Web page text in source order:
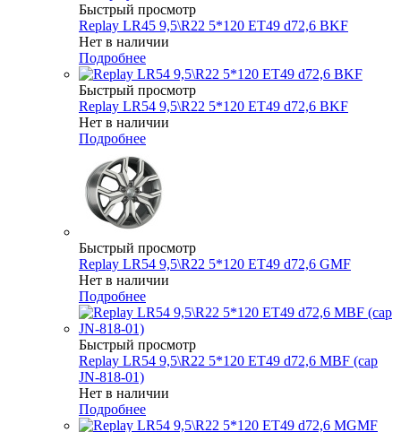
Быстрый просмотр
Replay LR45 9,5\R22 5*120 ET49 d72,6 BKF
Нет в наличии
Подробнее
Быстрый просмотр
Replay LR54 9,5\R22 5*120 ET49 d72,6 BKF
Нет в наличии
Подробнее
Быстрый просмотр
Replay LR54 9,5\R22 5*120 ET49 d72,6 GMF
Нет в наличии
Подробнее
Быстрый просмотр
Replay LR54 9,5\R22 5*120 ET49 d72,6 MBF (cap
JN-818-01)
Нет в наличии
Подробнее